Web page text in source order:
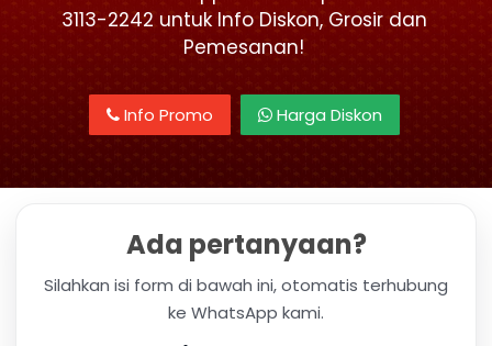
3113-2242 untuk Info Diskon, Grosir dan
Pemesanan!
Info Promo Harga Diskon
Ada pertanyaan?
Silahkan isi form di bawah ini, otomatis terhubung
ke WhatsApp kami.